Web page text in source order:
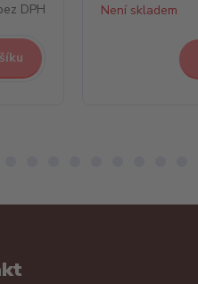
DPH Není skladem